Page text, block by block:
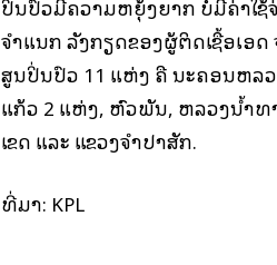
ປິ່ນ​ປົວມີຄວາມຫຍຸ້ງຍາກ ບໍ່ມີຄ່າໃຊ້​
ຈຳ​ແນກ ​ລັງ​ກຽດ​ຂອງ​ຜູ້​ຕິດ​ເຊື້ອ​ເອ​
ສູນ​ປິ່ນ​ປົວ​ 11 ແຫ່ງ ຄື ນະ​ຄອນຫລ
ແກ້ວ 2 ແຫ່ງ, ຫົວ​ພັນ, ຫລວງ​ນ້ຳ​
ເຂດ ແລະ ແຂວງຈຳ​ປາ​ສັກ.
ທີ່​ມາ: KPL